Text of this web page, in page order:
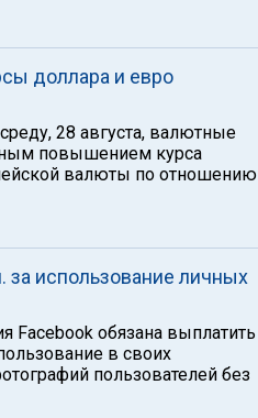
доллара и евро
28 августа, валютные
повышением курса
валюты по отношению
за использование личных
обязана выплатить
в своих
пользователей без